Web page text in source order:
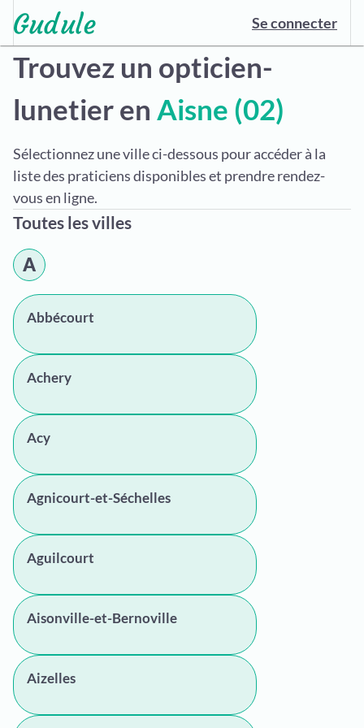
Se connecter
Trouvez un opticien-
lunetier en Aisne (02)
Sélectionnez une ville ci-dessous pour accéder à la
liste des praticiens disponibles et prendre rendez-
vous en ligne.
Toutes les villes
A
Abbécourt
Achery
Acy
Agnicourt-et-Séchelles
Aguilcourt
Aisonville-et-Bernoville
Aizelles